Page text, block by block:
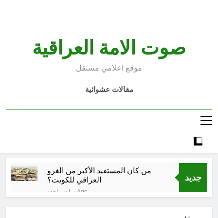
صوت الامة العراقية
موقع اعلامي مستقل
مقالات عشوائية
جديد
من كان المستفيد الأكبر من الغزو
العراقي للكويت؟
ساعة واحدة Ago